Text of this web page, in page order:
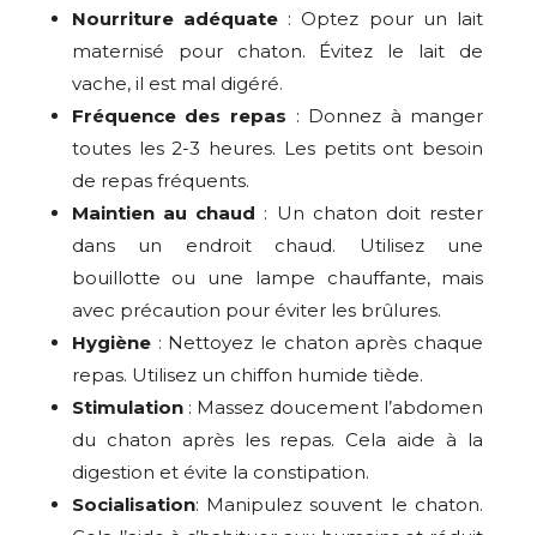
Nourriture adéquate : Optez pour un lait
maternisé pour chaton. Évitez le lait de
vache, il est mal digéré.
Fréquence des repas : Donnez à manger
toutes les 2-3 heures. Les petits ont besoin
de repas fréquents.
Maintien au chaud : Un chaton doit rester
dans un endroit chaud. Utilisez une
bouillotte ou une lampe chauffante, mais
avec précaution pour éviter les brûlures.
Hygiène: Nettoyez le chaton après chaque
repas. Utilisez un chiffon humide tiède.
Stimulation: Massez doucement l’abdomen
du chaton après les repas. Cela aide à la
digestion et évite la constipation.
Socialisation: Manipulez souvent le chaton.